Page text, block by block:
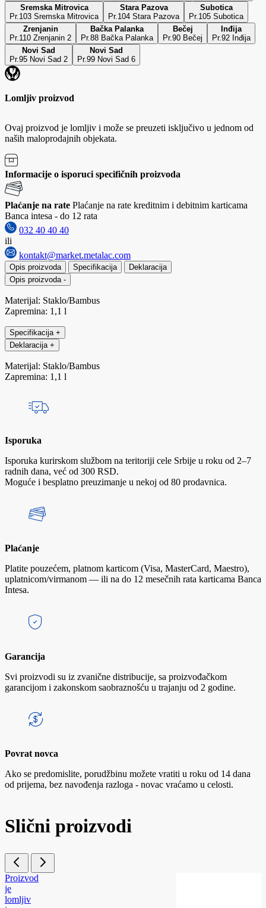
Sremska Mitrovica
Pr.103 Sremska Mitrovica
Stara Pazova
Pr.104 Stara Pazova
Subotica
Pr.105 Subotica
Zrenjanin
Pr.110 Zrenjanin 2
Bačka Palanka
Pr.88 Bačka Palanka
Bečej
Pr.90 Bečej
Inđija
Pr.92 Inđija
Novi Sad
Pr.95 Novi Sad 2
Novi Sad
Pr.99 Novi Sad 6
Lomljiv proizvod
Ovaj proizvod je lomljiv i može se preuzeti isključivo u jednom od
naših maloprodajnih objekata.
Informacije o isporuci specifičnih proizvoda
Plaćanje na rate Plaćanje na rate kreditnim i debitnim karticama
Banca intesa - do 12 rata
032 40 40 40
ili
kontakt@market.metalac.com
Opis proizvoda Specifikacija
Deklaracija
Opis proizvoda -
Materijal: Staklo/Bambus
Zapremina: 1,1 l
Specifikacija +
Deklaracija +
Materijal: Staklo/Bambus
Zapremina: 1,1 l
Isporuka
Isporuka kurirskom službom na teritoriji cele Srbije u roku od 2–7
radnih dana, već od 300 RSD.
Moguće i besplatno preuzimanje u nekoj od 80 prodavnica.
Plaćanje
Platite pouzećem, platnom karticom (Visa, MasterCard, Maestro),
uplatnicom/virmanom — ili na do 12 mesečnih rata karticama Banca
Intesa.
Garancija
Svi proizvodi su iz zvanične distribucije, sa proizvođačkom
garancijom i zakonskom saobraznošću u trajanju od 2 godine.
Povrat novca
Ako se predomislite, porudžbinu možete vratiti u roku od 14 dana
od prijema, bez navođenja razloga - novac vraćamo u celosti.
Slični proizvodi
Proizvod
je
lomljiv